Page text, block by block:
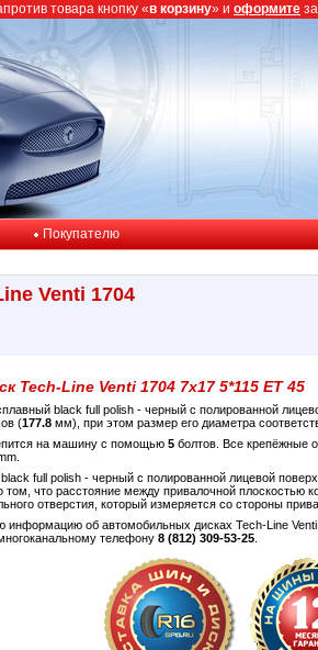
Покупателю
Venti 1704
Tech-Line Venti 1704 7x17 5*115 ET 45
black full polish - черный с полированной
(177.8 мм), при этом размер его диаметра
на машину с помощью 5 болтов. Все крепёжные
full polish - черный с полированной лицевой
том, что расстояние между привалочной плоскостью
отверстия, который измеряется со стороны
информацию об автомобильных дисках Tech-Line
телефону 8 (812) 309-53-25
товара кнопку «в корзину» и оформите